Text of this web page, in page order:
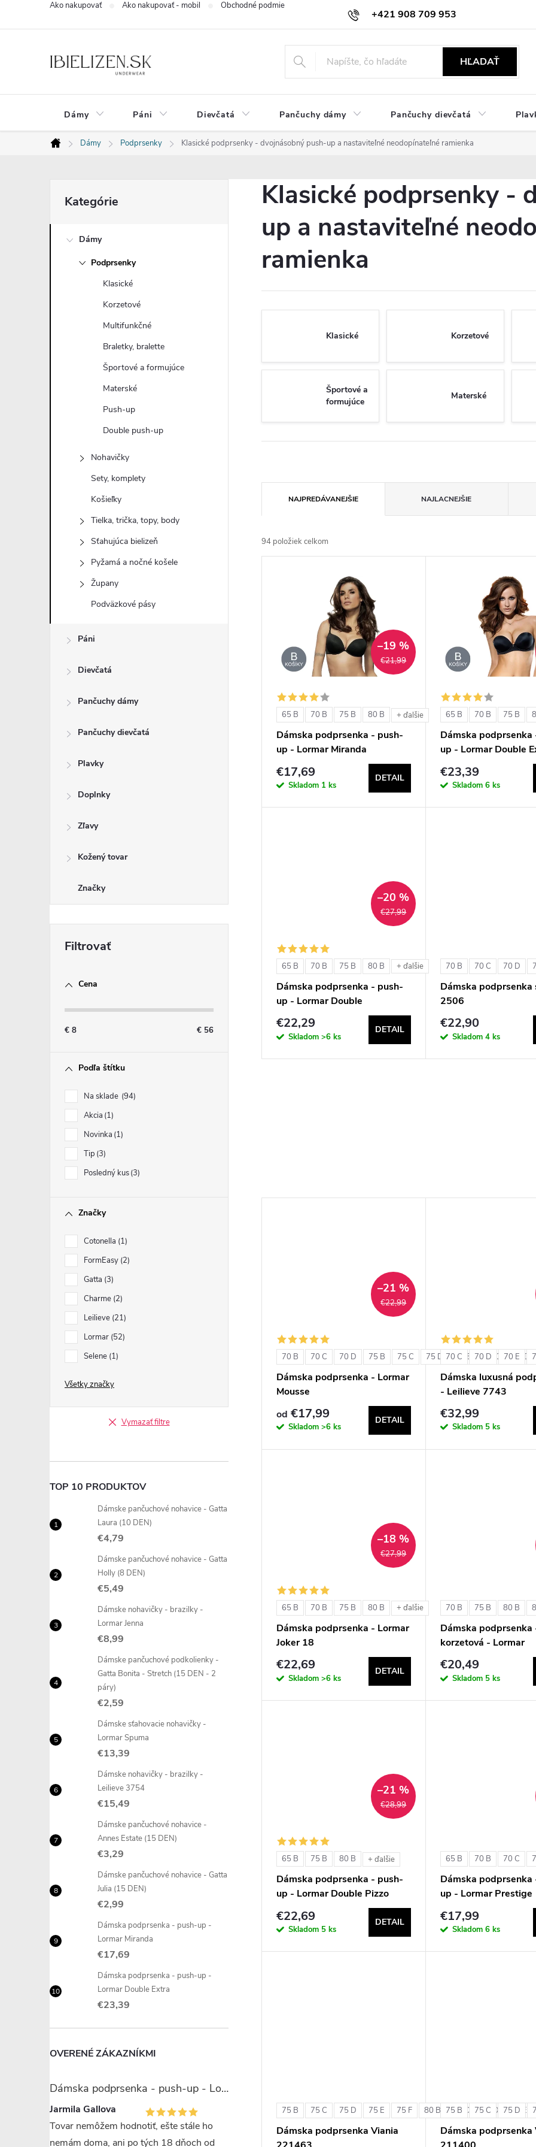
+421 908 709 953
objednavky@ibielizen.sk
Ako nakupovať Ako nakupovať - mobil Obchodné podmienky
HĽADAŤ
Dámy Páni Dievčatá Pančuchy dámy Pančuchy dievčatá
Domov
Dámy Podprsenky Klasické podprsenky - dvojnásobný push-up a nastaviteľné neodopínateľné ramienka
o
kategórie
Kategórie
Dámy
Podprsenky
Klasické
Korzetové
Multifunkčné
Braletky, bralette
Športové a formujúce
Materské
Push-up
Double push-up
Nohavičky
Sety, komplety
Košieľky
Tielka, trička, topy, body
Sťahujúca bielizeň
Pyžamá a nočné košele
Župany
Podväzkové pásy
Páni
Dievčatá
Pančuchy dámy
Pančuchy dievčatá
Plavky
Doplnky
Zľavy
Kožený tovar
Značky
Cena
€ 8 € 56
Podľa štítku
Na sklade 94
Akcia 1
Novinka 1
Tip 3
Posledný kus 3
Značky
Cotonella 1
FormEasy 2
Gatta 3
Charme 2
Leilieve 21
Lormar 52
Selene 1
Všetky značky
Vymazať filtre
TOP 10 PRODUKTOV
Dámske pančuchové nohavice - Gatta
Laura (10 DEN)
€4,79
Dámske pančuchové nohavice - Gatta
Holly (8 DEN)
€5,49
Dámske nohavičky - brazilky -
Lormar Jenna
€8,99
Dámske pančuchové podkolienky -
Gatta Bonita - Stretch (15 DEN - 2
páry)
€2,59
Dámske sťahovacie nohavičky -
Lormar Spuma
€13,39
Dámske nohavičky - brazilky -
Leilieve 3754
€15,49
Dámske pančuchové nohavice -
Annes Estate (15 DEN)
€3,29
Dámske pančuchové nohavice - Gatta
Julia (15 DEN)
€2,99
Dámska podprsenka - push-up -
Lormar Miranda
€17,69
Dámska podprsenka - push-up -
Lormar Double Extra
€23,39
OVERENÉ ZÁKAZNÍKMI
Dámska podprsenka - push-up - Lormar Miranda
Jarmila Gallova
Tovar nemôžem hodnotiť, ešte stále ho
nemám doma, ani po tých 18 dňoch od
Klasické podprsenky -
up a nastaviteľné
ramienka
Klasické Korzetové
Športové a
formujúce
Materské
a
d
NAJPREDÁVANEJŠIE NAJLACNEJŠIE
94 položiek celkom
d
€21,99
–19 %
65 B 70 B 75 B 80 B + ďalšie
Dámska podprsenka - push-
up - Lormar Miranda
€17,69
Skladom 1 ks
DETAIL
65 B 70 B 75 B
Dámska podprsenka
up - Lormar Double
€23,39
Skladom6 ks
€27,99
–20 %
65 B 70 B 75 B 80 B + ďalšie
Dámska podprsenka - push-
up - Lormar Double
€22,29
Skladom >6 ks
DETAIL
70 B 70 C 70 D
Dámska podprsenka
2506
€22,90
Skladom4 ks
€22,99
–21 %
70 B 70 C 70 D 75 B 75 C 75 D 80 B 80 C 80 D
Dámska podprsenka - Lormar
Mousse
od €17,99
Skladom >6 ks
DETAIL
70 C 70 D 70 E
Dámska luxusná
- Leilieve 7743
€32,99
Skladom 5 ks
€27,99
–18 %
65 B 70 B 75 B 80 B + ďalšie
Dámska podprsenka - Lormar
Joker 18
€22,69
Skladom >6 ks
DETAIL
70 B 75 B 80 B
Dámska podprsenka
korzetová - Lormar
ExtraOrdinary Fascia
€20,49
Skladom 5 ks
€28,99
–21 %
65 B 75 B 80 B + ďalšie
Dámska podprsenka - push-
up - Lormar Double Pizzo
€22,69
Skladom 5 ks
DETAIL
65 B 70 B 70 C
Dámska podprsenka
up - Lormar Prestige
€17,99
Skladom6 ks
75 B 75 C 75 D 75 E 75 F 80 B 80 C 80 D 80 E
Dámska podprsenka Viania
75 B 75 C 75 D
Dámska podprsenka